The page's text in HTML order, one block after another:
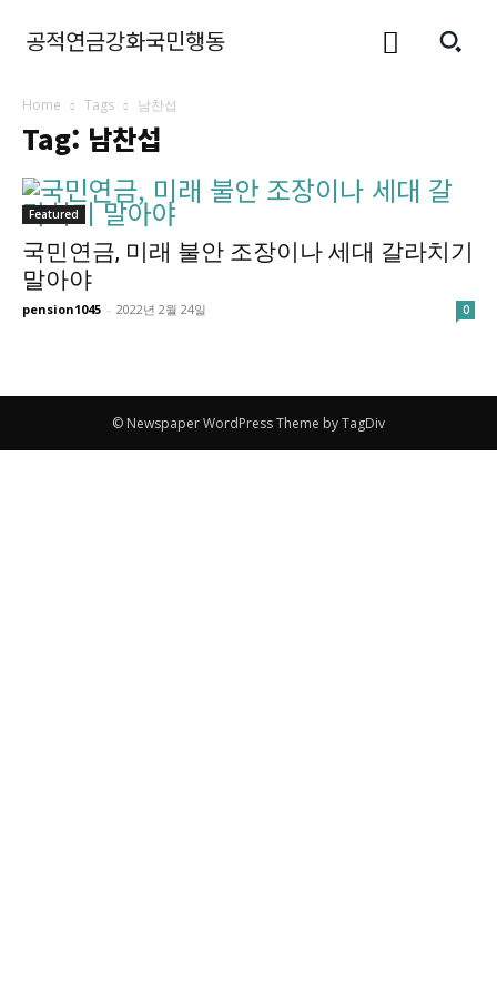
공적연금강화국민행동
Home Tags 남찬섭
Tag: 남찬섭
Featured
국민연금, 미래 불안 조장이나 세대 갈라치기
말아야
pension1045 - 2022년 2월 24일 0
© Newspaper WordPress Theme by TagDiv